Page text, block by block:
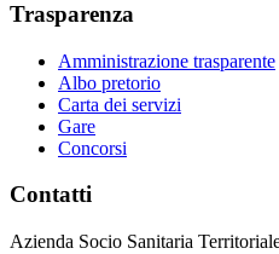
Trasparenza
Amministrazione trasparente
Albo pretorio
Carta dei servizi
Gare
Concorsi
Contatti
Azienda Socio Sanitaria